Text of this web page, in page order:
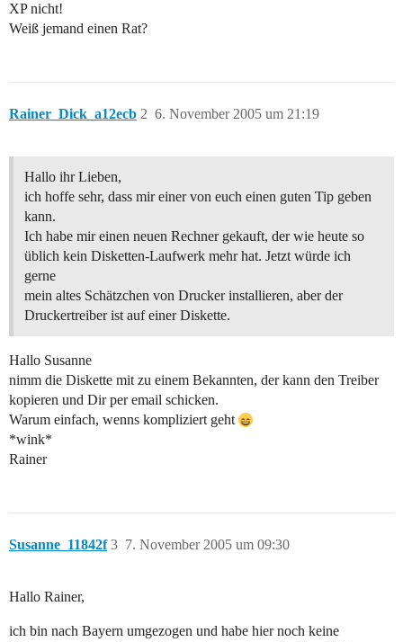
XP nicht!
Weiß jemand einen Rat?
Rainer_Dick_a12ecb 6. November 2005 um 21:19
2
Hallo ihr Lieben,
ich hoffe sehr, dass mir einer von euch einen guten Tip geben
kann.
Ich habe mir einen neuen Rechner gekauft, der wie heute so
üblich kein Disketten-Laufwerk mehr hat. Jetzt würde ich
gerne
mein altes Schätzchen von Drucker installieren, aber der
Druckertreiber ist auf einer Diskette.
Hallo Susanne
nimm die Diskette mit zu einem Bekannten, der kann den Treiber
kopieren und Dir per email schicken.
Warum einfach, wenns kompliziert geht
*wink*
Rainer
Susanne_11842f 7. November 2005 um 09:30
3
Hallo Rainer,
ich bin nach Bayern umgezogen und habe hier noch keine